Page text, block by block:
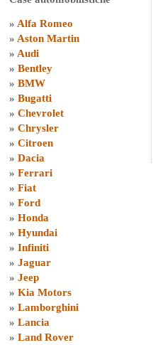
» Alfa Romeo
» Aston Martin
» Audi
» Bentley
» BMW
» Bugatti
» Chevrolet
» Chrysler
» Citroen
» Dacia
» Ferrari
» Fiat
» Ford
» Honda
» Hyundai
» Infiniti
» Jaguar
» Jeep
» Kia Motors
» Lamborghini
» Lancia
» Land Rover